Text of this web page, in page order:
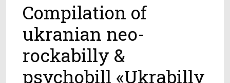
Compilation of
ukranian neo-
rockabilly &
psychobill «Ukrabilly